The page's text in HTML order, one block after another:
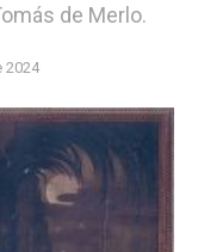
de Merlo.
2024